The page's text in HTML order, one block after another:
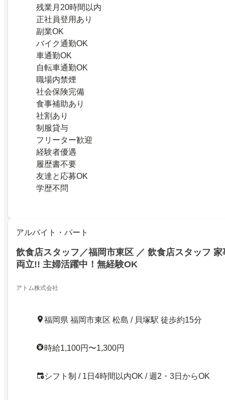
残業月20時間以内
正社員登用あり
副業OK
バイク通勤OK
車通勤OK
自転車通勤OK
職場内禁煙
社会保険完備
食事補助あり
社割あり
制服貸与
フリーター歓迎
経験者優遇
履歴書不要
友達と応募OK
学歴不問
アルバイト・パート
飲食店スタッフ／福岡市東区 ／ 飲食店スタッフ
両立!! 主婦活躍中！無経験OK
アトム株式会社
福岡県 福岡市東区 松島 / 貝塚駅 徒歩約15分
時給1,100円〜1,300円
シフト制 / 1日4時間以内OK / 週2・3日からOK